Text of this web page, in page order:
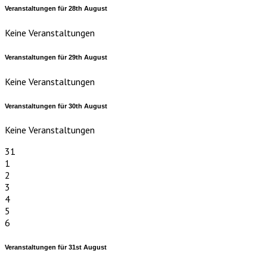
Veranstaltungen für28th August
Keine Veranstaltungen
Veranstaltungen für29th August
Keine Veranstaltungen
Veranstaltungen für30th August
Keine Veranstaltungen
31
1
2
3
4
5
6
Veranstaltungen für31st August